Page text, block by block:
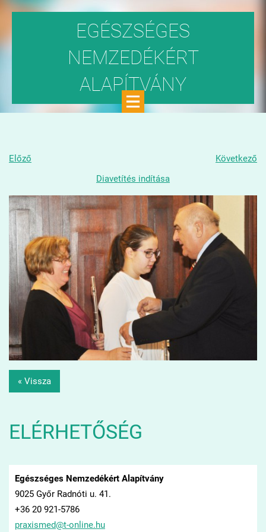
EGÉSZSÉGES
NEMZEDÉKÉRT
ALAPÍTVÁNY
Előző
Következő
Diavetítés indítása
« Vissza
ELÉRHETŐSÉG
Egészséges Nemzedékért Alapítvány
9025 Győr Radnóti u. 41.
+36 20 921-5786
praxismed@t-online.hu